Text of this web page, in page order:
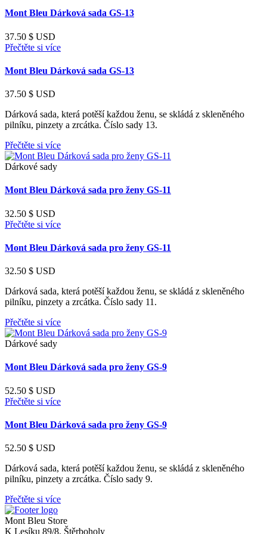
Mont Bleu Dárková sada GS-13
37.50 $ USD
Přečtěte si více
Mont Bleu Dárková sada GS-13
37.50 $ USD
Dárková sada, která potěší každou ženu, se skládá z skleněného
pilníku, pinzety a zrcátka. Číslo sady 13.
Přečtěte si více
Dárkové sady
Mont Bleu Dárková sada pro ženy GS-11
32.50 $ USD
Přečtěte si více
Mont Bleu Dárková sada pro ženy GS-11
32.50 $ USD
Dárková sada, která potěší každou ženu, se skládá z skleněného
pilníku, pinzety a zrcátka. Číslo sady 11.
Přečtěte si více
Dárkové sady
Mont Bleu Dárková sada pro ženy GS-9
52.50 $ USD
Přečtěte si více
Mont Bleu Dárková sada pro ženy GS-9
52.50 $ USD
Dárková sada, která potěší každou ženu, se skládá z skleněného
pilníku, pinzety a zrcátka. Číslo sady 9.
Přečtěte si více
Mont Bleu Store
K Lesíku 89/8, Štěrboholy